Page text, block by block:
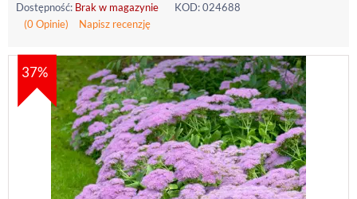
Dostępność: Brak w magazynie KOD:024688
(0 Opinie)
Napisz recenzję
37%